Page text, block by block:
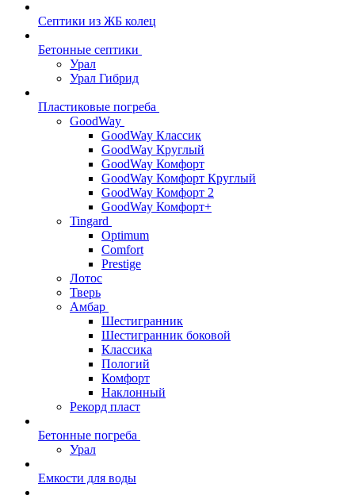
Септики из ЖБ колец
Бетонные септики
Урал
Урал Гибрид
Пластиковые погреба
GoodWay
GoodWay Классик
GoodWay Круглый
GoodWay Комфорт
GoodWay Комфорт Круглый
GoodWay Комфорт 2
GoodWay Комфорт+
Tingard
Optimum
Comfort
Prestige
Лотос
Тверь
Амбар
Шестигранник
Шестигранник боковой
Классика
Пологий
Комфорт
Наклонный
Рекорд пласт
Бетонные погреба
Урал
Емкости для воды